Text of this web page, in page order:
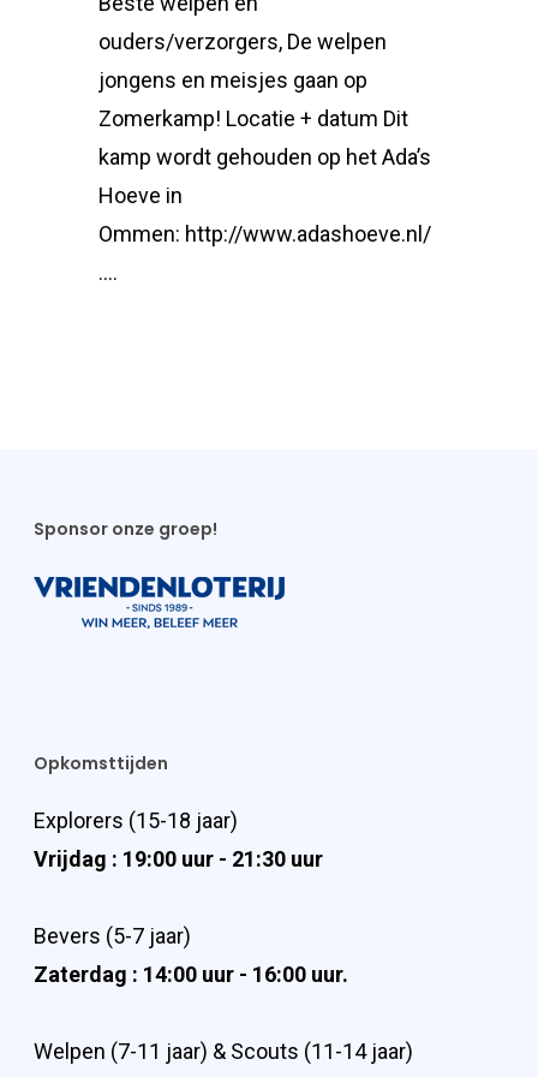
ouders/verzorgers, De welpen
jongens en meisjes gaan op
Zomerkamp! Locatie + datum Dit
kamp wordt gehouden op het Ada’s
Hoeve in
Ommen: http://www.adashoeve.nl/
….
Sponsor onze groep!
Opkomsttijden
Explorers (15-18 jaar)
Vrijdag : 19:00 uur - 21:30 uur
Bevers (5-7 jaar)
Zaterdag : 14:00 uur - 16:00 uur.
Welpen (7-11 jaar) & Scouts (11-14 jaar)